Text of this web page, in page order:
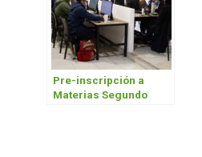
Pre-inscripción a
Materias Segundo